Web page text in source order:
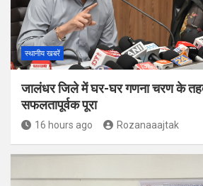
स्थानीय खबरें
जालंधर जिले में घर-घर गणना चरण के
सफलतापूर्वक पूरा
16 hours ago Rozanaaajtak